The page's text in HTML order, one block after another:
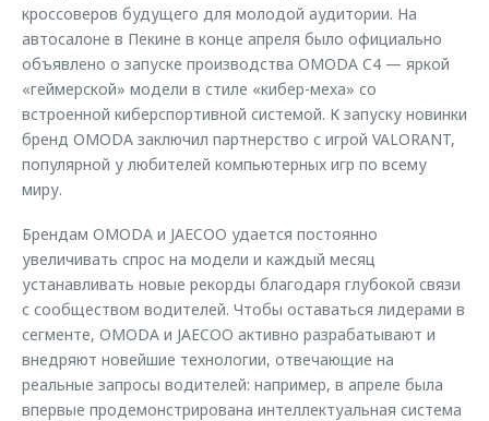
кроссоверов будущего для молодой аудитории. На
автосалоне в Пекине в конце апреля было официально
объявлено о запуске производства OMODA C4 — яркой
«геймерской» модели в стиле «кибер-меха» со
встроенной киберспортивной системой. К запуску новинки
бренд OMODA заключил партнерство с игрой VALORANT,
популярной у любителей компьютерных игр по всему
миру.
Брендам OMODA и JAECOO удается постоянно
увеличивать спрос на модели и каждый месяц
устанавливать новые рекорды благодаря глубокой связи
с сообществом водителей. Чтобы оставаться лидерами в
сегменте, OMODA и JAECOO активно разрабатывают и
внедряют новейшие технологии, отвечающие на
реальные запросы водителей: например, в апреле была
впервые продемонстрирована интеллектуальная система